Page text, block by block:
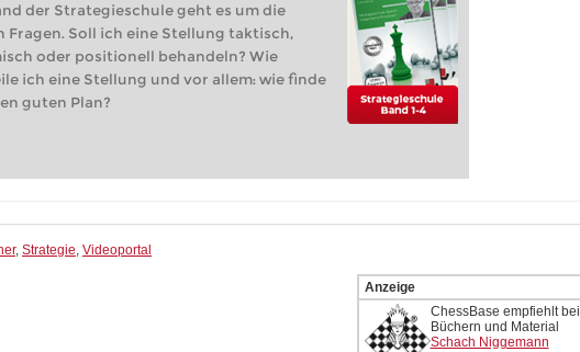
der Strategieschule geht es um die
Fragen. Soll ich eine Stellung taktisch,
oder positionell behandeln? Wie
ich eine Stellung und vor allem: wie finde
guten Plan?
, Strategie, Videoportal
Anzeige
ChessBase empfiehlt bei
Büchern und Material
Schach Niggemann